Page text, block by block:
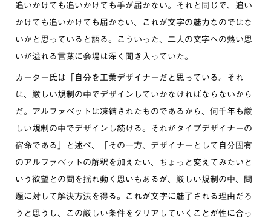
追いかけても追いかけても手が届かない。それと同じで、追い
かけても追いかけても届かない、これが文字の魅力なのではな
いかと思っていると語る。こういった、二人の文字への熱い思
いが溢れる言葉に会場は深く聞き入っていた。
カーター氏は「自分を工業デザイナーだと思っている。それ
は、厳しい規制の中でデザインしていかなければならないから
だ。アルファベットは凍結されたものであるから、何千年も厳
しい規制の中でデザインし続ける。それがタイプデザイナーの
宿命である」と述べ、「その一方、デザイナーとして自分固有
のアルファベットの解釈を加えたい、ちょっと変えてみたいと
いう欲望との間を揺れ動く思いもあるが、厳しい規制の中、問
題に対して解決方法を得る。これが文字に魅了される理由だろ
うと思うし、この厳しい条件をクリアしていくことが性に合っ